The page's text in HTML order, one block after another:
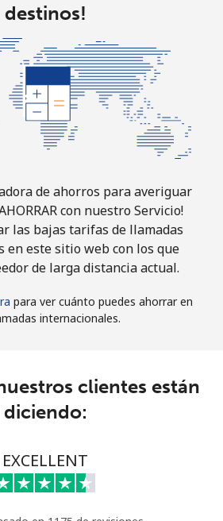
destinos!
de ahorros para averiguar
con nuestro Servicio!
las bajas tarifas de llamadas
en este sitio web con los que
de larga distancia actual.
para ver cuánto puedes ahorrar en
internacionales.
clientes están
diciendo:
EXCELLENT